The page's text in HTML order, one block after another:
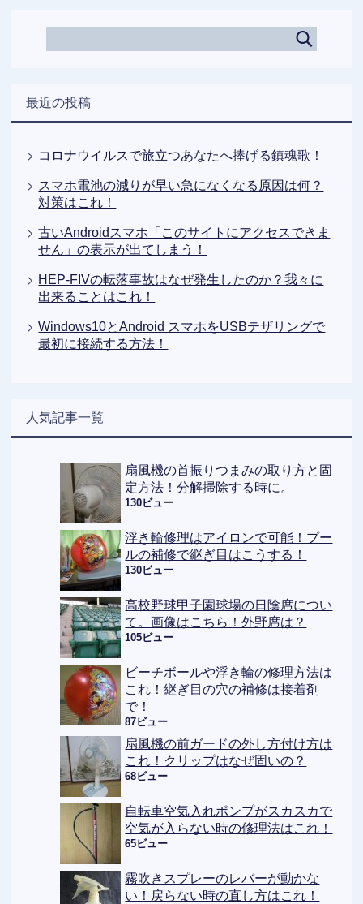
最近の投稿
コロナウイルスで旅立つあなたへ捧げる鎮魂歌！
スマホ電池の減りが早い急になくなる原因は何？
対策はこれ！
古いAndroidスマホ「このサイトにアクセスできま
せん」の表示が出てしまう！
HEP-FIVの転落事故はなぜ発生したのか？我々に
出来ることはこれ！
Windows10とAndroid スマホをUSBテザリングで
最初に接続する方法！
人気記事一覧
扇風機の首振りつまみの取り方と固
定方法！分解掃除する時に。
130ビュー
浮き輪修理はアイロンで可能！プー
ルの補修で継ぎ目はこうする！
130ビュー
高校野球甲子園球場の日陰席につい
て。画像はこちら！外野席は？
105ビュー
ビーチボールや浮き輪の修理方法は
これ！継ぎ目の穴の補修は接着剤
で！
87ビュー
扇風機の前ガードの外し方付け方は
これ！クリップはなぜ固いの？
68ビュー
自転車空気入れポンプがスカスカで
空気が入らない時の修理法はこれ！
65ビュー
霧吹きスプレーのレバーが動かな
い！戻らない時の直し方はこれ！